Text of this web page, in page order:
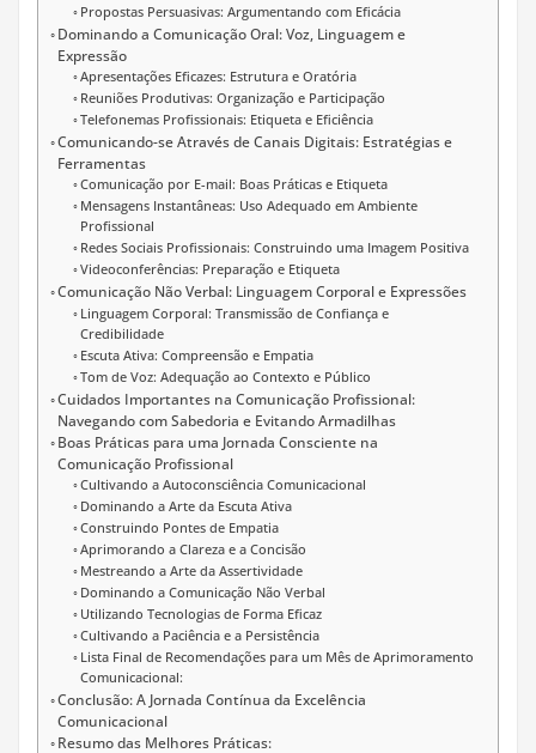
Propostas Persuasivas: Argumentando com Eficácia
Dominando a Comunicação Oral: Voz, Linguagem e
Expressão
Apresentações Eficazes: Estrutura e Oratória
Reuniões Produtivas: Organização e Participação
Telefonemas Profissionais: Etiqueta e Eficiência
Comunicando-se Através de Canais Digitais: Estratégias e
Ferramentas
Comunicação por E-mail: Boas Práticas e Etiqueta
Mensagens Instantâneas: Uso Adequado em Ambiente
Profissional
Redes Sociais Profissionais: Construindo uma Imagem Positiva
Videoconferências: Preparação e Etiqueta
Comunicação Não Verbal: Linguagem Corporal e Expressões
Linguagem Corporal: Transmissão de Confiança e
Credibilidade
Escuta Ativa: Compreensão e Empatia
Tom de Voz: Adequação ao Contexto e Público
Cuidados Importantes na Comunicação Profissional:
Navegando com Sabedoria e Evitando Armadilhas
Boas Práticas para uma Jornada Consciente na
Comunicação Profissional
Cultivando a Autoconsciência Comunicacional
Dominando a Arte da Escuta Ativa
Construindo Pontes de Empatia
Aprimorando a Clareza e a Concisão
Mestreando a Arte da Assertividade
Dominando a Comunicação Não Verbal
Utilizando Tecnologias de Forma Eficaz
Cultivando a Paciência e a Persistência
Lista Final de Recomendações para um Mês de Aprimoramento
Comunicacional:
Conclusão: A Jornada Contínua da Excelência
Comunicacional
Resumo das Melhores Práticas: